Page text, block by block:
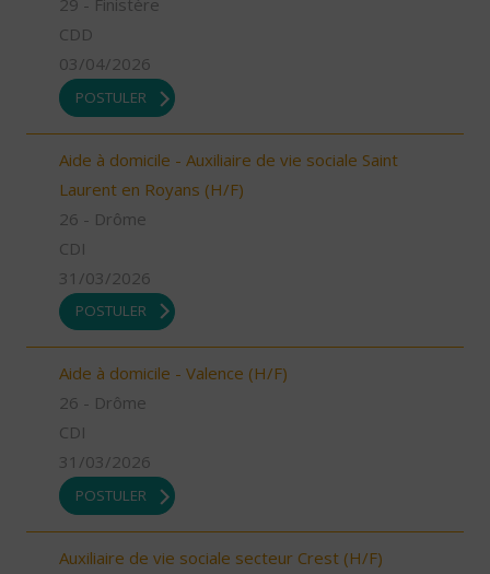
29 - Finistère
CDD
03/04/2026
POSTULER
Aide à domicile - Auxiliaire de vie sociale Saint
Laurent en Royans (H/F)
26 - Drôme
CDI
31/03/2026
POSTULER
Aide à domicile - Valence (H/F)
26 - Drôme
CDI
31/03/2026
POSTULER
Auxiliaire de vie sociale secteur Crest (H/F)